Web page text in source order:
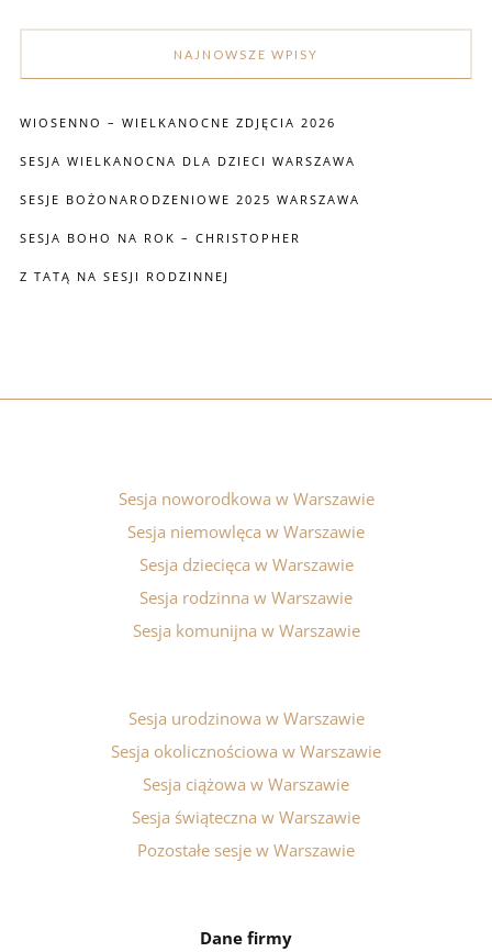
NAJNOWSZE WPISY
WIOSENNO – WIELKANOCNE ZDJĘCIA 2026
SESJA WIELKANOCNA DLA DZIECI WARSZAWA
SESJE BOŻONARODZENIOWE 2025 WARSZAWA
SESJA BOHO NA ROK – CHRISTOPHER
Z TATĄ NA SESJI RODZINNEJ
Sesja noworodkowa w Warszawie
Sesja niemowlęca w Warszawie
Sesja dziecięca w Warszawie
Sesja rodzinna w Warszawie
Sesja komunijna w Warszawie
Sesja urodzinowa w Warszawie
Sesja okolicznościowa w Warszawie
Sesja ciążowa w Warszawie
Sesja świąteczna w Warszawie
Pozostałe sesje w Warszawie
Dane firmy